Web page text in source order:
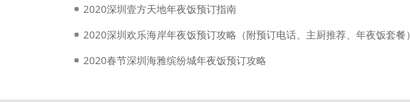
2020深圳壹方天地年夜饭预订指南
2020深圳欢乐海岸年夜饭预订攻略（附预订电话、主厨推荐、年夜饭套餐）
2020春节深圳海雅缤纷城年夜饭预订攻略